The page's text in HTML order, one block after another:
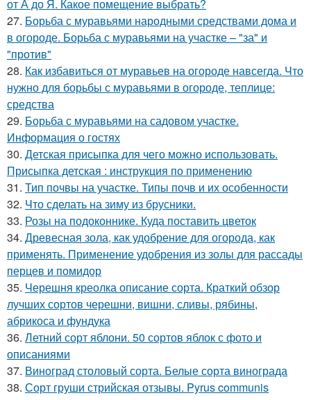
от А до Я. Какое помещение выбрать?
27. Борьба с муравьями народными средствами дома и
в огороде. Борьба с муравьями на участке – "за" и
"против"
28. Как избавиться от муравьев на огороде навсегда. Что
нужно для борьбы с муравьями в огороде, теплице:
средства
29. Борьба с муравьями на садовом участке.
Информация о гостях
30. Детская присыпка для чего можно использовать.
Присыпка детская : инструкция по применению
31. Тип почвы на участке. Типы почв и их особенности
32. Что сделать на зиму из брусники.
33. Розы на подоконнике. Куда поставить цветок
34. Древесная зола, как удобрение для огорода, как
применять. Применение удобрения из золы для рассады
перцев и помидор
35. Черешня креолка описание сорта. Краткий обзор
лучших сортов черешни, вишни, сливы, рябины,
абрикоса и фундука
36. Летний сорт яблони. 50 сортов яблок с фото и
описаниями
37. Виноград столовый сорта. Белые сорта винограда
38. Сорт груши стрийская отзывы. Pyrus communis